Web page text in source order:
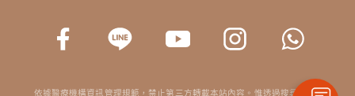
依據醫療機構資訊管理規範，禁止第三方轉載本站內容。惟透過搜尋